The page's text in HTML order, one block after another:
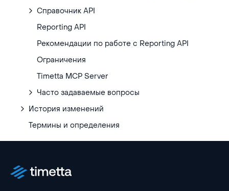
Справочник API
Reporting API
Рекомендации по работе с Reporting API
Ограничения
Timetta MCP Server
Часто задаваемые вопросы
История изменений
Термины и определения